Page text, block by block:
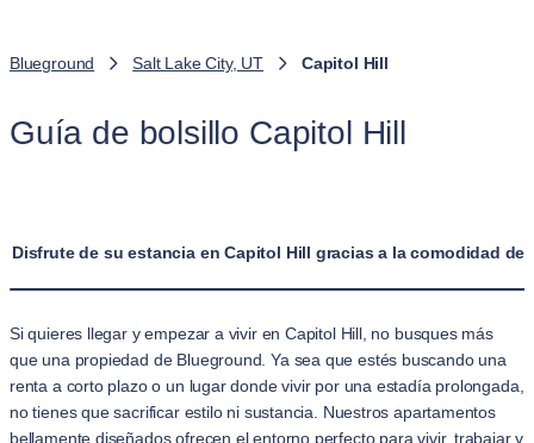
Blueground Salt Lake City, UT Capitol Hill
Guía de bolsillo Capitol Hill
Disfrute de su estancia en Capitol Hill gracias a la comodidad
Si quieres llegar y empezar a vivir en Capitol Hill, no busques más
que una propiedad de Blueground. Ya sea que estés buscando una
renta a corto plazo o un lugar donde vivir por una estadía prolongada,
no tienes que sacrificar estilo ni sustancia. Nuestros apartamentos
bellamente diseñados ofrecen el entorno perfecto para vivir, trabajar y